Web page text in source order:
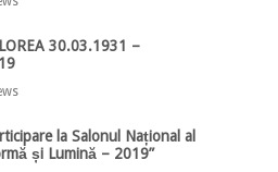
30.03.1931 –
la Salonul Național al
și Lumină – 2019”